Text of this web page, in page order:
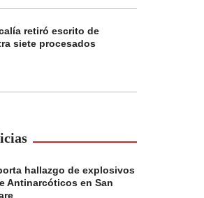
retiró escrito de
siete procesados
hallazgo de explosivos
Antinarcóticos en San